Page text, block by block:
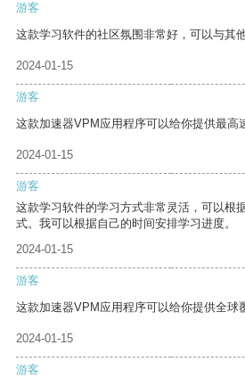
游客
这款学习软件的社区氛围非常好，可以与其
2024-01-15
游客
这款加速器VPM应用程序可以给你提供最高
2024-01-15
游客
这款学习软件的学习方式非常灵活，可以根
式。我可以根据自己的时间安排学习进度。
2024-01-15
游客
这款加速器VPM应用程序可以给你提供全球
2024-01-15
游客